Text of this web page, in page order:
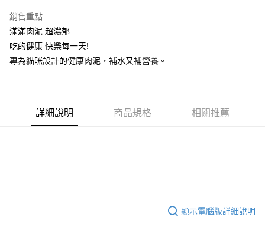
離島宅配
每筆NT$200，滿NT$1,000(含以上)免運費
銷售重點
滿滿肉泥 超濃郁
吃的健康 快樂每一天!
專為貓咪設計的健康肉泥，補水又補營養。
詳細說明 商品規格 相關推薦
顯示電腦版詳細說明